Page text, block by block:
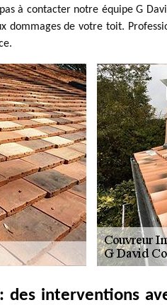
à contacter notre équipe G
dommages de votre toit.
des interventions